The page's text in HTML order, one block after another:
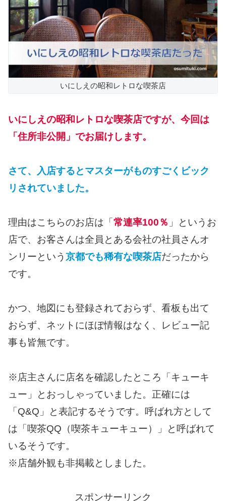
いにしえの昭和レトロな喫茶店
いにしえの昭和レトロな喫茶店ですが、今回は
「住所非公開」でお届けします。
さて、入店するとマスターがものすごくビック
リされていました。
理由はこちらのお店は「 常連率100％ 」というお
店で、お客さんは全員とある会社の社員さんオ
ンリーという 京都でも稀有な喫茶店だったから
です。
かつ、地図にも登録されておらず、看板も出て
おらず、ネットにほぼ情報はなく、レビュー記
事も皆無です。
※店主さんに店名を確認したところ「キューキ
ュー」とおっしゃっていました。正確には
「Q&Q」と表記するそうです。呼ばれ方として
は「喫茶QQ（喫茶キューキュー）」と呼ばれて
いるそうです。
※店舗外観も非掲載としました。
スポンサーリンク